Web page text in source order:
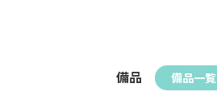
備品 備品一覧